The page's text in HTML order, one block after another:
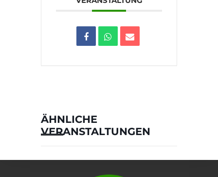
ÄHNLICHE
VERANSTALTUNGEN